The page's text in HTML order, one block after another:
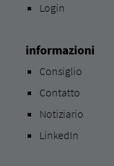
Login
informazioni
Consiglio
Contatto
Notiziario
LinkedIn